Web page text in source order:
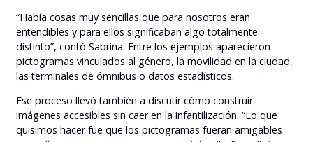
“Había cosas muy sencillas que para nosotros eran
entendibles y para ellos significaban algo totalmente
distinto”, contó Sabrina. Entre los ejemplos aparecieron
pictogramas vinculados al género, la movilidad en la ciudad,
las terminales de ómnibus o datos estadísticos.
Ese proceso llevó también a discutir cómo construir
imágenes accesibles sin caer en la infantilización. “Lo que
quisimos hacer fue que los pictogramas fueran amigables